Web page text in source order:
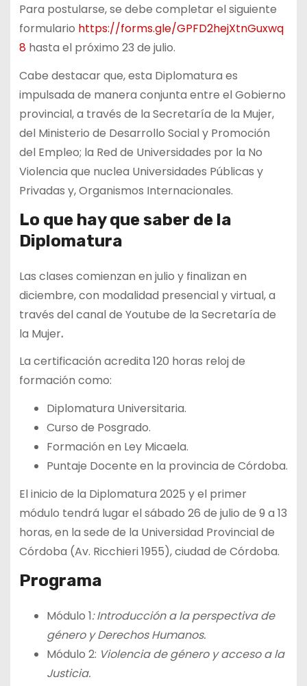
Para postularse, se debe completar el siguiente
formulario https://forms.gle/GPFD2hejXtnGuxwq
8hasta el próximo 23 de julio.
Cabe destacar que, esta Diplomatura es
impulsada de manera conjunta entre el Gobierno
provincial, a través de la Secretaría de la Mujer,
del Ministerio de Desarrollo Social y Promoción
del Empleo; la Red de Universidades por la No
Violencia que nuclea Universidades Públicas y
Privadas y, Organismos Internacionales.
Lo que hay que saber de la
Diplomatura
Las clases comienzan en julio y finalizan en
diciembre, con modalidad presencial y virtual, a
través del canal de Youtube de la Secretaría de
la Mujer.
La certificación acredita 120 horas reloj de
formación como:
Diplomatura Universitaria.
Curso de Posgrado.
Formación en Ley Micaela.
Puntaje Docente en la provincia de Córdoba.
El inicio de la Diplomatura 2025 y el primer
módulo tendrá lugar el sábado 26 de julio de 9 a 13
horas, en la sede de la Universidad Provincial de
Córdoba (Av. Ricchieri 1955), ciudad de Córdoba.
Programa
Módulo 1: Introducción a la perspectiva de
género y Derechos Humanos.
Módulo 2: Violencia de género y acceso a la
Justicia.